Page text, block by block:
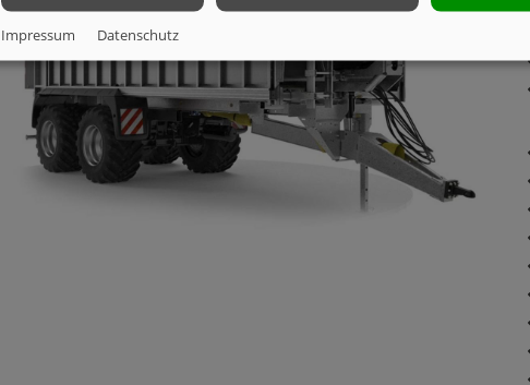
Impressum Datenschutz